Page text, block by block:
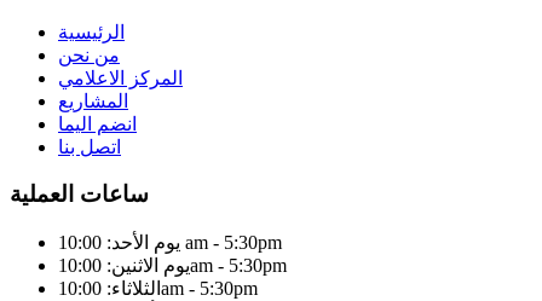
الرئيسية
من نحن
المركز الاعلامي
المشاريع
انضم اليما
اتصل بنا
ساعات العملية
يوم الأحد: 10:00 am - 5:30pm
يوم الاثنين: 10:00am - 5:30pm
الثلاثاء: 10:00am - 5:30pm